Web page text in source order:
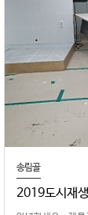
송림골
2019도시재